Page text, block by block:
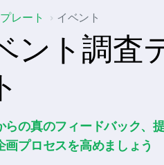
レート イベント
ント調査
らの真のフィードバック、
画プロセスを高めましょう